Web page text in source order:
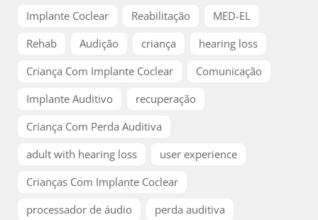
Implante Coclear Reabilitação
MED-EL
Rehab
Audição criança
hearing loss
Criança Com Implante Coclear
Comunicação
Implante Auditivo
recuperação
Criança Com Perda Auditiva
adult with hearing loss
user experience
Crianças Com Implante Coclear
processador de áudio
perda auditiva